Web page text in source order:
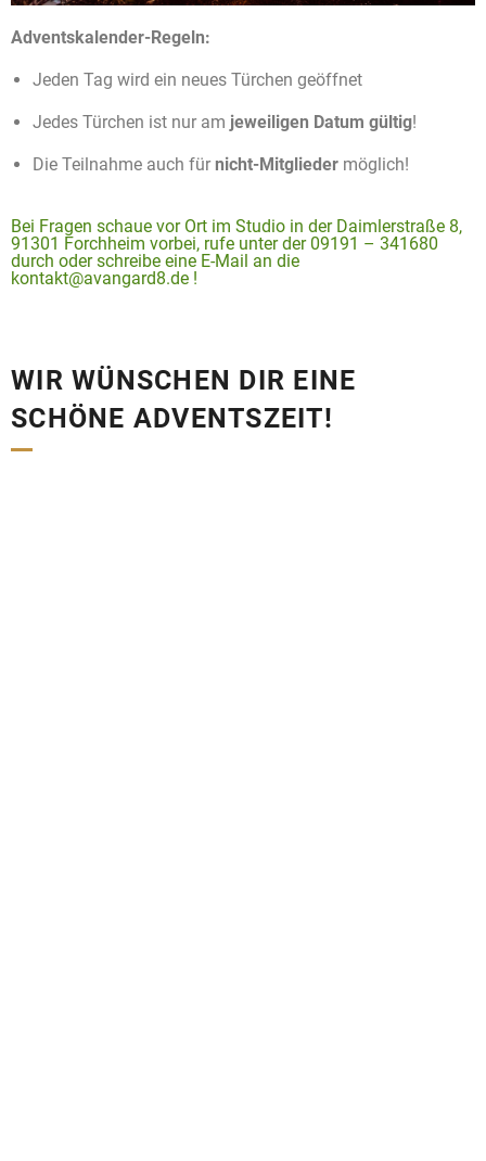
Adventskalender-Regeln:
Jeden Tag wird ein neues Türchen geöffnet
Jedes Türchen ist nur am jeweiligen Datum gültig!
Die Teilnahme auch für nicht-Mitglieder möglich!
Bei Fragen schaue vor Ort im Studio in der Daimlerstraße 8,
91301 Forchheim vorbei, rufe unter der 09191 – 341680
durch oder schreibe eine E-Mail an die
kontakt@avangard8.de !
WIR WÜNSCHEN DIR EINE
SCHÖNE ADVENTSZEIT!